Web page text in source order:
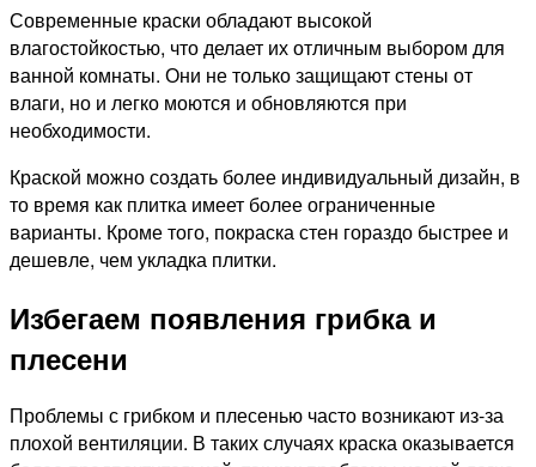
Современные краски обладают высокой
влагостойкостью, что делает их отличным выбором для
ванной комнаты. Они не только защищают стены от
влаги, но и легко моются и обновляются при
необходимости.
Краской можно создать более индивидуальный дизайн, в
то время как плитка имеет более ограниченные
варианты. Кроме того, покраска стен гораздо быстрее и
дешевле, чем укладка плитки.
Избегаем появления грибка и
плесени
Проблемы с грибком и плесенью часто возникают из-за
плохой вентиляции. В таких случаях краска оказывается